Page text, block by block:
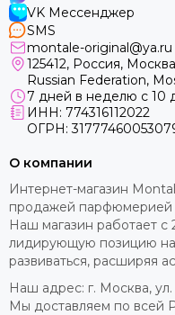
VK Мессенджер
SMS
montale-original@ya.ru
125412, Россия,
Russian Federation,
7 дней в неделю с 10
ИНН: 774316112022
ОГРН:
О компании
Интернет-магазин
продажей парфюмерией
Наш магазин работает
лидирующую позицию
развиваться, расширяя
Наш адрес: г. Москва, ул.
Мы доставляем по всей